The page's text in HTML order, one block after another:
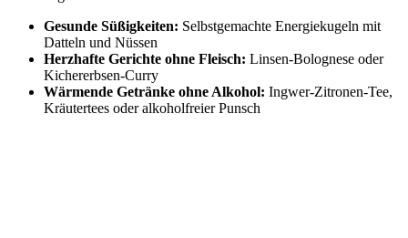
Gesunde Süßigkeiten: Selbstgemachte Energiekugeln mit
Datteln und Nüssen
Herzhafte Gerichte ohne Fleisch: Linsen-Bolognese oder
Kichererbsen-Curry
Wärmende Getränke ohne Alkohol: Ingwer-Zitronen-Tee,
Kräutertees oder alkoholfreier Punsch